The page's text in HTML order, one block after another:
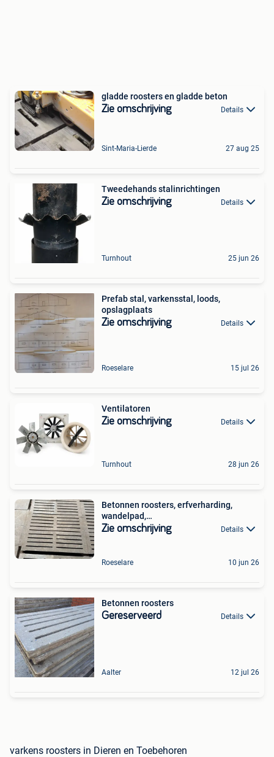
gladde roosters en gladde beton
Zie omschrijving Details
Sint-Maria-Lierde 27 aug 25
Tweedehands stalinrichtingen
Zie omschrijving Details
Turnhout 25 jun 26
Prefab stal, varkensstal, loods,
opslagplaats
Zie omschrijving Details
Roeselare 15 jul 26
Ventilatoren
Zie omschrijving Details
Turnhout 28 jun 26
Betonnen roosters, erfverharding,
wandelpad,…
Zie omschrijving Details
Roeselare 10 jun 26
Betonnen roosters
Gereserveerd Details
Aalter 12 jul 26
varkens roosters in Dieren en Toebehoren